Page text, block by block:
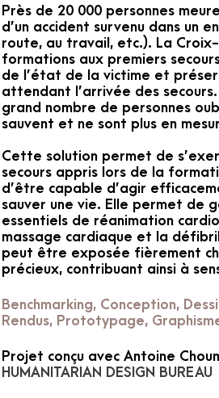
Près de 20 000 personnes
d’un accident survenu dans un
route, au travail, etc.). La
formations aux premiers
de l’état de la victime et
attendant l’arrivée des
grand nombre de personnes
sauvent et ne sont plus en
Cette solution permet de
secours appris lors de la
d’être capable d’agir
sauver une vie. Elle permet de
essentiels de réanimation
massage cardiaque et la
peut être exposée fièrement
précieux, contribuant ainsi à
Benchmarking, Conception,
Rendus, Prototypage,
Projet conçu avec Antoine
HUMANITARIAN DESIGN BUREAU